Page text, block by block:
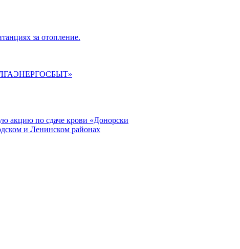
за отопление.
акцию по сдаче крови «Донорски
и Ленинском районах